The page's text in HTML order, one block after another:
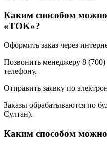
Каким способом
«TOK»?
Оформить заказ через
Позвонить менеджеру 8
телефону.
Отправить заявку по
Заказы обрабатываются по
Султан).
Каким способом можно